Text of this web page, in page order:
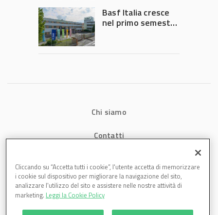
Governo
Basf Italia cresce
nel primo semestre
Chi siamo
Contatti
Cookies
Cliccando su “Accetta tutti i cookie”, l'utente accetta di memorizzare
i cookie sul dispositivo per migliorare la navigazione del sito,
analizzare l'utilizzo del sito e assistere nelle nostre attività di
marketing. Leggi la Cookie Policy